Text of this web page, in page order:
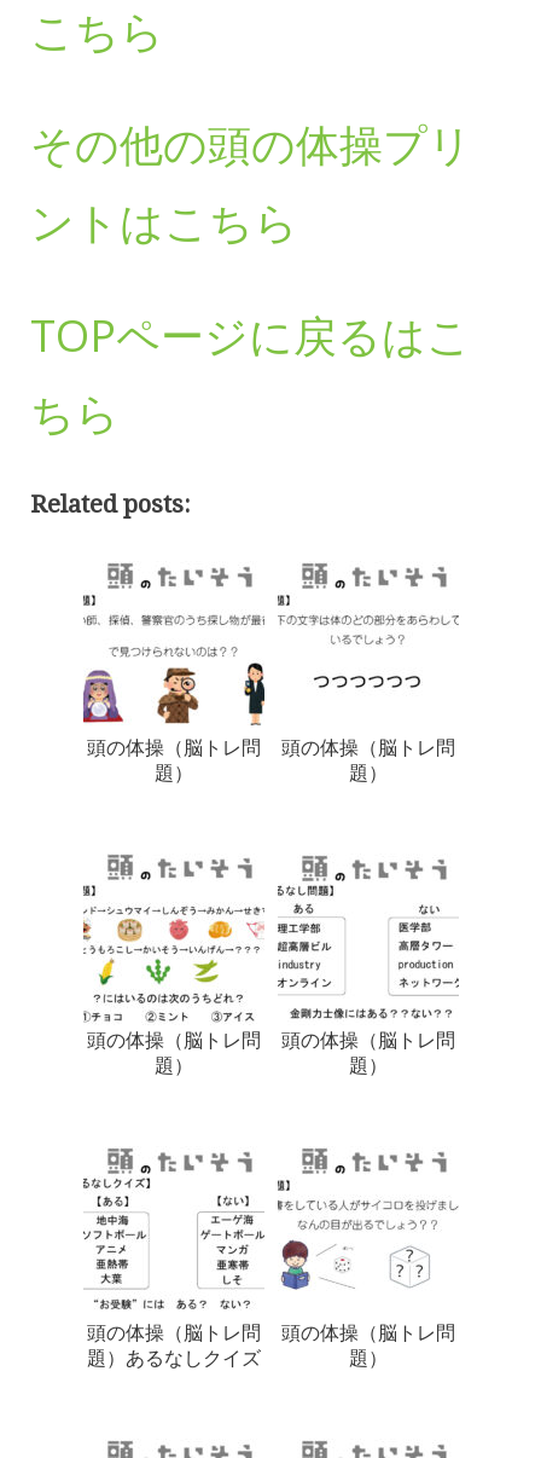
こちら
その他の頭の体操プリ
ントはこちら
TOPページに戻るはこ
ちら
Related posts:
頭の体操（脳トレ問
題）
頭の体操（脳トレ問
題）
頭の体操（脳トレ問
題）
頭の体操（脳トレ問
題）
頭の体操（脳トレ問
題）あるなしクイズ
頭の体操（脳トレ問
題）